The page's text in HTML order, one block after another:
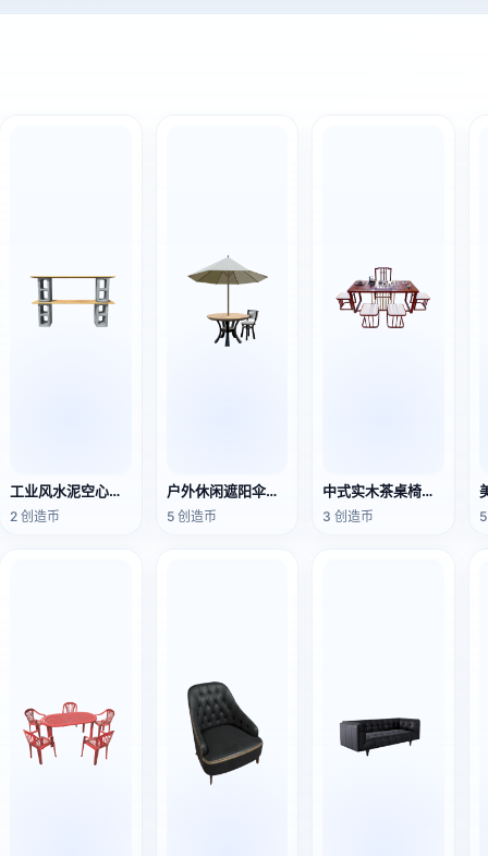
工业风水泥空心砖木板组合置物架电视柜3D模型
2 创造币
户外休闲遮阳伞桌椅组合的3D模型
5 创造币
中式实木茶桌椅组合
3 创造币